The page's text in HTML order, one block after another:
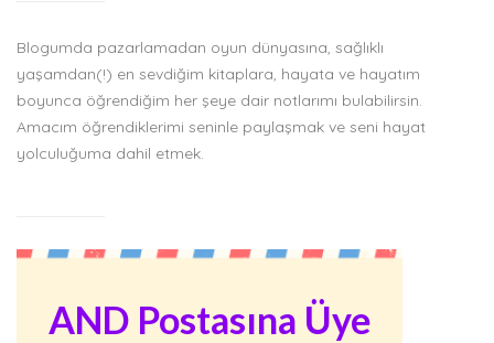
Blogumda pazarlamadan oyun dünyasına, sağlıklı
yaşamdan(!) en sevdiğim kitaplara, hayata ve hayatım
boyunca öğrendiğim her şeye dair notlarımı bulabilirsin.
Amacım öğrendiklerimi seninle paylaşmak ve seni hayat
yolculuğuma dahil etmek.